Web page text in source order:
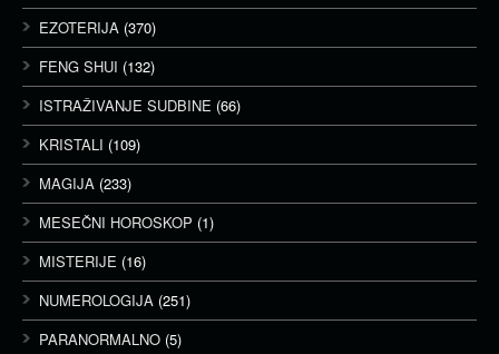
EZOTERIJA (370)
FENG SHUI (132)
ISTRAŽIVANJE SUDBINE (66)
KRISTALI (109)
MAGIJA (233)
MESEČNI HOROSKOP (1)
MISTERIJE (16)
NUMEROLOGIJA (251)
PARANORMALNO (5)